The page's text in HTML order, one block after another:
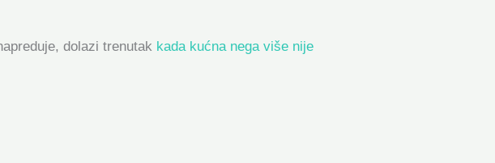
dolazi trenutak kada kućna nega više nije